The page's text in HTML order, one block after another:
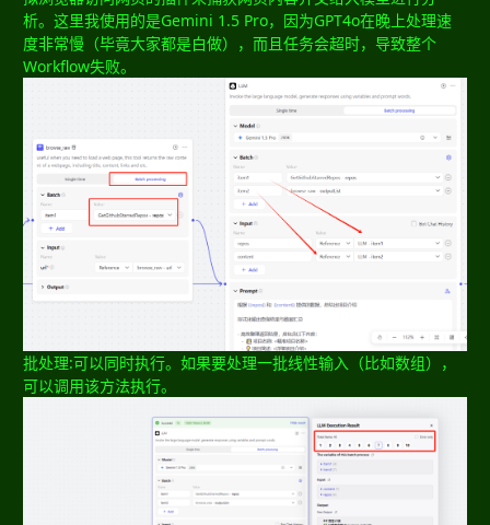
析。这里我使用的是Gemini 1.5 Pro，因为GPT4o在晚上处理速
度非常慢（毕竟大家都是白做），而且任务会超时，导致整个
Workflow失败。
批处理:可以同时执行。如果要处理一批线性输入（比如数组），
可以调用该方法执行。